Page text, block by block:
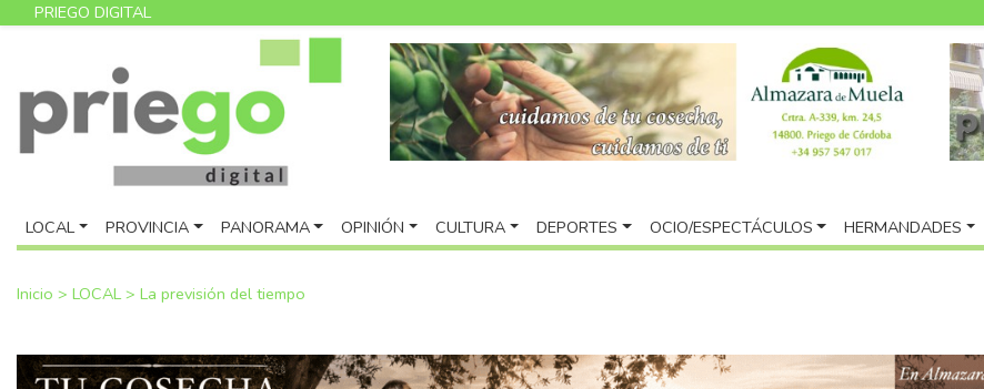
PRIEGO DIGITAL
LOCAL PROVINCIA PANORAMA OPINIÓN CULTURA DEPORTES OCIO/ESPECTÁCULOS HERMANDADES
Inicio > LOCAL > La previsión del tiempo